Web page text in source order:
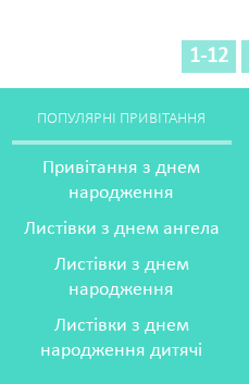
1-12
ПОПУЛЯРНІ ПРИВІТАННЯ
Привітання з днем
народження
Листівки з днем ангела
Листівки з днем
народження
Листівки з днем
народження дитячі